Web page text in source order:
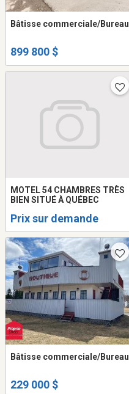
Bâtisse commerciale/Bureau
899 800 $
MOTEL 54 CHAMBRES TRÈS
BIEN SITUÉ À QUÉBEC
Prix sur demande
Bâtisse commerciale/Bureau
229 000 $